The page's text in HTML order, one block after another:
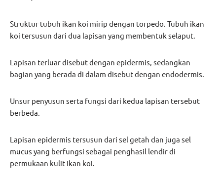
Struktur tubuh ikan koi mirip dengan torpedo. Tubuh ikan
koi tersusun dari dua lapisan yang membentuk selaput.
Lapisan terluar disebut dengan epidermis, sedangkan
bagian yang berada di dalam disebut dengan endodermis.
Unsur penyusun serta fungsi dari kedua lapisan tersebut
berbeda.
Lapisan epidermis tersusun dari sel getah dan juga sel
mucus yang berfungsi sebagai penghasil lendir di
permukaan kulit ikan koi.